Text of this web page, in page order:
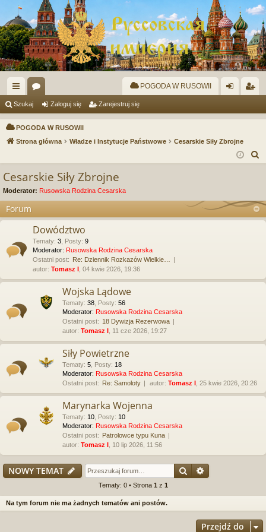
ię
ce
j
or
a
POGODA W RUSOWII
og
uj
ej
tru
ę
Szukaj Zaloguj się Zarejestruj się
POGODA W RUSOWII
Strona główna
Władze i Instytucje Państwowe
Cesarskie Siły Zbrojne
a
j
Cesarskie Siły Zbrojne
Moderator: Rusowska Rodzina Cesarska
Forum
Dowództwo
Tematy: 3 Posty: 9
Moderator: Rusowska Rodzina Cesarska
Ostatni post:
Re: Dziennik Rozkazów Wielkie…
autor: Tomasz I , 04 kwie 2026, 19:36
Wojska Lądowe
Tematy: 38 Posty: 56
Moderator: Rusowska Rodzina Cesarska
Ostatni post: 18 Dywizja Rezerwowa
autor: Tomasz I , 11 cze 2026, 19:27
Siły Powietrzne
Tematy: 5 Posty: 18
Moderator: Rusowska Rodzina Cesarska
Ostatni post:
Re: Samoloty autor: Tomasz I , 25 kwie 2026, 20:26
Marynarka Wojenna
Tematy: 10 Posty: 10
Moderator: Rusowska Rodzina Cesarska
Ostatni post:
Patrolowce typu Kuna
autor: Tomasz I , 10 lip 2026, 11:56
NOWY TEMAT Szukaj
Tematy: 0 • Strona 1 z 1
Na tym forum nie ma żadnych tematów ani postów.
Przejdź do